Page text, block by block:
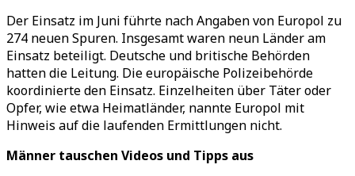
Der Einsatz im Juni führte nach Angaben von Europol zu
274 neuen Spuren. Insgesamt waren neun Länder am
Einsatz beteiligt. Deutsche und britische Behörden
hatten die Leitung. Die europäische Polizeibehörde
koordinierte den Einsatz. Einzelheiten über Täter oder
Opfer, wie etwa Heimatländer, nannte Europol mit
Hinweis auf die laufenden Ermittlungen nicht.
Männer tauschen Videos und Tipps aus